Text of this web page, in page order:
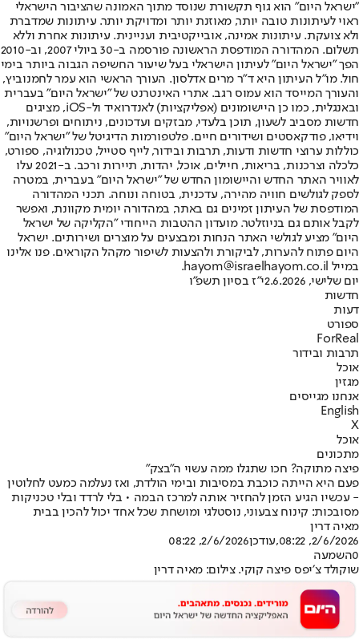
"ישראל היום" הוא גוף תקשורת שנוסד מתוך האמונה שהציבור הישראלי
ראוי לעיתונות טובה יותר, מאוזנת יותר ומדויקת יותר. עיתונות שמדברת
ולא צועקת. עיתונות אמינה, אובייקטיבית ועניינית. עיתונות אחרת וללא
תשלום. המהדורה המודפסת הראשונה פורסמה ב-30 ביולי 2007, וב-2010
הפך "ישראל היום" לעיתון הישראלי בעל שיעור החשיפה הגבוה ביותר בימי
חול. מו"ל העיתון היא ד"ר מרים אדלסון. העורך הראשי הוא עמר לחמנוביץ,
והעורך המייסד הוא עמוס רגב. אתרי האינטרנט של "ישראל היום" בעברית
ובאנגלית, כמו כן היישומונים (אפליקציות) לאנדרואיד ול-iOS, מציגים
חדשות מסביב לשעון, תוכן בלעדי, מבזקים ועדכונים, ניתוחים ופרשנויות,
וידיאו, פודקאסטים ושידורים חיים. פלטפורמות הדיגיטל של "ישראל היום"
כוללות ערוצי חדשות ודעות, תרבות ובידור, לייף סטייל, טכנולוגיה, ספורט,
כלכלה וצרכנות, בריאות, חיילים, אוכל, יהדות, תיירות ורכב. ב-2021 עלו
לאוויר האתר החדש והיישומון החדש של "ישראל היום" בעברית, במטרה
לספק לגולשים חוויה מהירה, עדכנית, בטוחה ונוחה. תכני המהדורה
המודפסת של העיתון זמינים גם באתר, במהדורה יומית מקוונת, ואפשר
לקבל אותם גם בניוזלטר. מועדון ההטבות הייחודי "הקליקה של ישראל
היום" מציע לגולשי האתר הנחות ומבצעים על מוצרים ושירותים. ישראל
היום פתוח להערות, לביקורת ולהצעות לשיפור מקהל הקוראים. פנו אלינו
במייל hayom@israelhayom.co.il.
יום שלישי, 2.6.2026
י"ז בסיון תשפ"ו
חדשות
דעות
ספורט
ForReal
תרבות ובידור
אוכל
מגזין
אנחנו מגייסים
English
X
אוכל
מתכונים
פיצה מתוקה? חכו שתגלו ממה עשוי ה"בצק"
פעם היא הייתה כוכבת במסיבות ובימי הולדת, ואז נעלמה כמעט לחלוטין
- עכשיו הגיע הזמן להחזיר אותה למרכז הבמה • בלי לרדד ובלי טכניקות
מסובכות: קינוח צבעוני, נוסטלגי ומושחת שכל אחד יכול להכין בבית
מאיה דרין
2/6/2026, 08:22
,עודכן2/6/2026, 08:22
0השמעה
שוקולד צ׳יפס פיצה קוקי. צילום: מאיה דרין